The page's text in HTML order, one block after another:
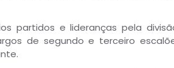
partidos e lideranças pela
de segundo e terceiro